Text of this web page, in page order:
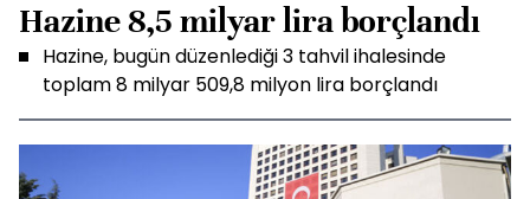
Hazine 8,5 milyar lira borçlandı
Hazine, bugün düzenlediği 3 tahvil ihalesinde
toplam 8 milyar 509,8 milyon lira borçlandı